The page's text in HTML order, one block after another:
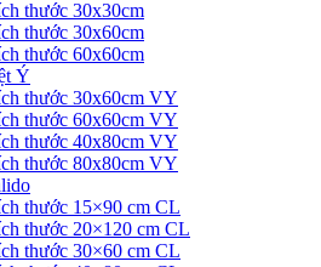
thước 30x30cm
thước 30x60cm
thước 60x60cm
Ý
thước 30x60cm VY
thước 60x60cm VY
thước 40x80cm VY
thước 80x80cm VY
thước 15×90 cm CL
thước 20×120 cm CL
thước 30×60 cm CL